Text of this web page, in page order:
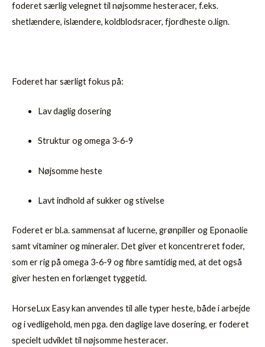
foderet særlig velegnet til nøjsomme hesteracer, f.eks.
shetlændere, islændere, koldblodsracer, fjordheste o.lign.
Foderet har særligt fokus på:
Lav daglig dosering
Struktur og omega 3-6-9
Nøjsomme heste
Lavt indhold af sukker og stivelse
Foderet er bl.a. sammensat af lucerne, grønpiller og Eponaolie
samt vitaminer og mineraler. Det giver et koncentreret foder,
som er rig på omega 3-6-9 og fibre samtidig med, at det også
giver hesten en forlænget tyggetid.
HorseLux Easy kan anvendes til alle typer heste, både i arbejde
og i vedligehold, men pga. den daglige lave dosering, er foderet
specielt udviklet til nøjsomme hesteracer.